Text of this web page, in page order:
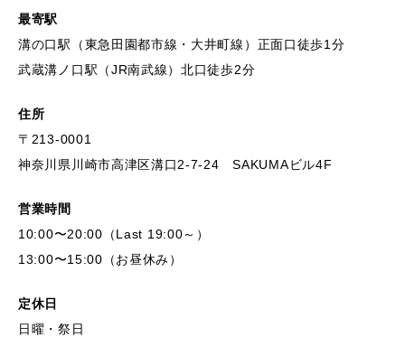
最寄駅
溝の口駅（東急田園都市線・大井町線）正面口徒歩1分
武蔵溝ノ口駅（JR南武線）北口徒歩2分
住所
〒213-0001
神奈川県川崎市高津区溝口2-7-24 SAKUMAビル4F
営業時間
10:00〜20:00（Last 19:00～）
13:00〜15:00（お昼休み）
定休日
日曜・祭日